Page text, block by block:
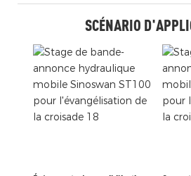
SCÉNARIO